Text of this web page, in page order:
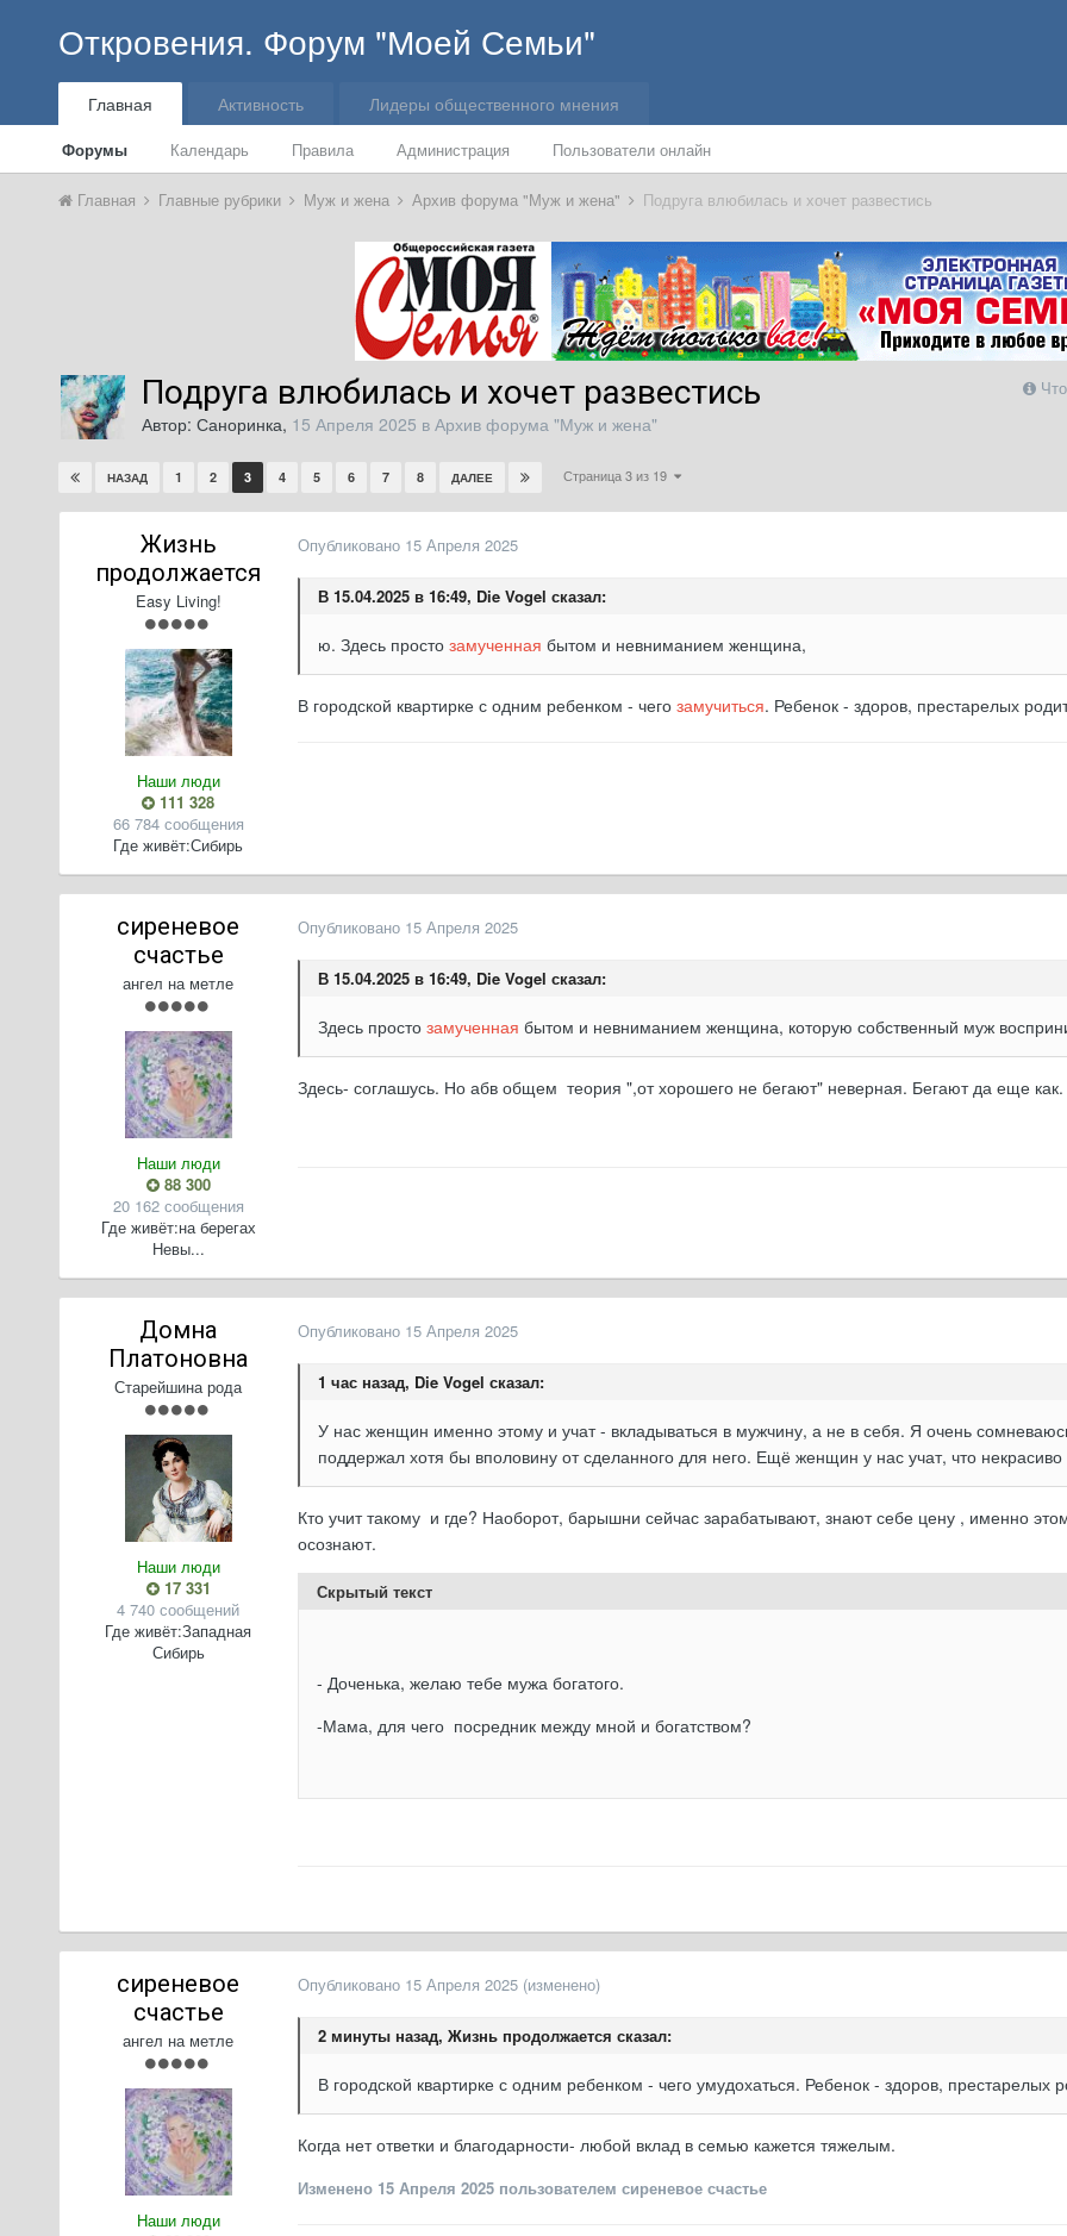
Откровения. Форум "Моей Семьи"
Главная
Форумы Календарь Правила Администрация Пользователи онлайн
Активность Лидеры общественного мнения
Главная Главные рубрики Муж и жена Архив форума "Муж и жена" Подруга влюбилась и хочет развестись
Подруга влюбилась и хочет развестись
Автор: Саноринка, 15 Апреля 2025 в Архив форума "Муж и жена"
НАЗАД 1 2 3 4 5 6 7 8 ДАЛЕЕ Страница 3 из 19
Жизнь
продолжается
Easy Living!
Наши люди
111 328
66 784 сообщения
Где живёт:Сибирь
Опубликовано 15 Апреля 2025
В 15.04.2025 в 16:49, Die Vogel сказал:
ю. Здесь просто замученная бытом и невниманием женщина,
В городской квартирке с одним ребенком - чего замучиться. Ребенок - здоров, престарелых
сиреневое
счастье
ангел на метле
Наши люди
88 300
20 162 сообщения
Где живёт:на берегах
Невы...
Опубликовано 15 Апреля 2025
В 15.04.2025 в 16:49, Die Vogel сказал:
Здесь просто замученная бытом и невниманием женщина, которую собственный муж
Здесь- соглашусь. Но абв общем теория ",от хорошего не бегают" неверная. Бегают да еще
Домна
Платоновна
Старейшина рода
Наши люди
17 331
4 740 сообщений
Где живёт:Западная
Сибирь
Опубликовано 15 Апреля 2025
1 час назад, Die Vogel сказал:
У нас женщин именно этому и учат - вкладываться в мужчину, а не в себя. Я очень
поддержал хотя бы вполовину от сделанного для него. Ещё женщин у нас учат, что некрасиво
Кто учит такому и где? Наоборот, барышни сейчас зарабатывают, знают себе цену , именно
осознают.
Скрытый текст
- Доченька, желаю тебе мужа богатого.
-Мама, для чего посредник между мной и богатством?
сиреневое
счастье
ангел на метле
Наши люди
Опубликовано 15 Апреля 2025 (изменено)
2 минуты назад, Жизнь продолжается сказал:
В городской квартирке с одним ребенком - чего умудохаться. Ребенок - здоров, престарелых
Когда нет ответки и благодарности- любой вклад в семью кажется тяжелым.
Изменено 15 Апреля 2025пользователем сиреневое счастье